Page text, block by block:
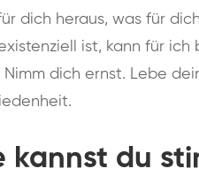
dich heraus, was für
ist, kann für
Nimm dich ernst. Lebe
kannst du